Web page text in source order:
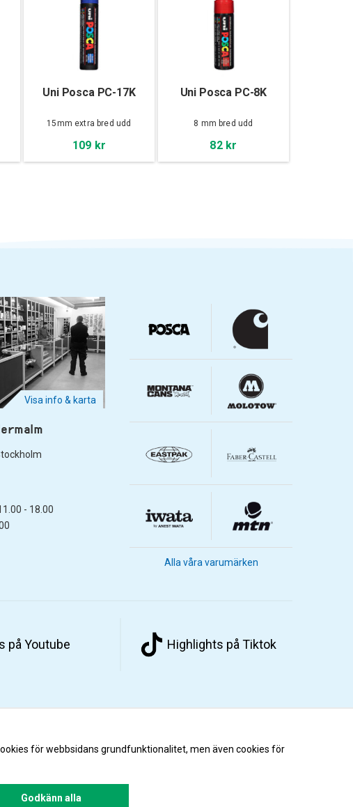
Uni Posca PC-17K
15mm extra bred udd
109 kr
Uni Posca PC-8K
8 mm bred udd
82 kr
Visa info & karta
- 18.00
Alla våra varumärken
på Youtube Highlights på Tiktok
för webbsidans grundfunktionalitet, men även cookies för
Godkänn alla